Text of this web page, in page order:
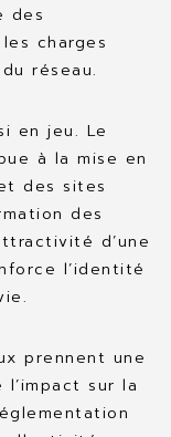
des
charges
réseau.
en jeu. Le
à la mise en
des sites
des
d’une
l’identité
prennent une
sur la